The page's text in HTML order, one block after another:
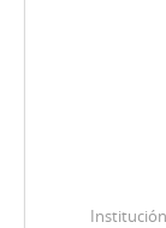
Institución